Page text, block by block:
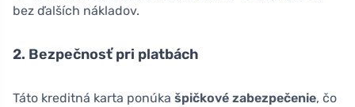
bez ďalších nákladov.
2. Bezpečnosť pri platbách
Táto kreditná karta ponúka špičkové zabezpečenie, čo